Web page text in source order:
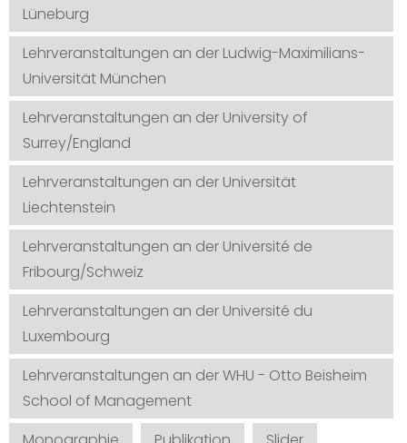
Lüneburg
Lehrveranstaltungen an der Ludwig-Maximilians-
Universität München
Lehrveranstaltungen an der University of
Surrey/England
Lehrveranstaltungen an der Universität
Liechtenstein
Lehrveranstaltungen an der Université de
Fribourg/Schweiz
Lehrveranstaltungen an der Université du
Luxembourg
Lehrveranstaltungen an der WHU - Otto Beisheim
School of Management